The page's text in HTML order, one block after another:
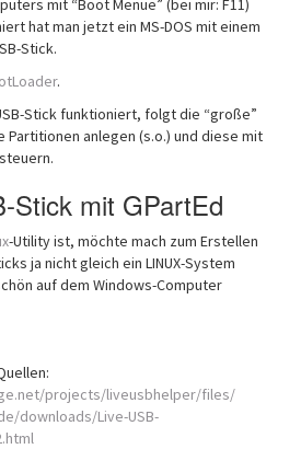
mit “Boot Menue” (bei mir: F11)
hat man jetzt ein MS-DOS mit einem
Stick.
.
Stick funktioniert, folgt die “große”
Partitionen anlegen (s.o.) und diese mit
Stick mit GPartEd
-Utility ist, möchte mach zum Erstellen
ja nicht gleich ein LINUX-System
auf dem Windows-Computer
projects/liveusbhelper/files/
downloads/Live-USB-